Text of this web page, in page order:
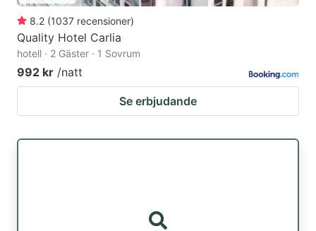
8.2 (1037 recensioner)
Quality Hotel Carlia
hotell · 2 Gäster · 1 Sovrum
992 kr /natt
Se erbjudande